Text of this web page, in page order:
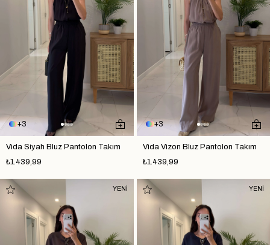
3
Vida Siyah Bluz Pantolon Takım
₺1.439,99
3
Vida Vizon Bluz Pantolon Takım
₺1.439,99
YENİ YENİ